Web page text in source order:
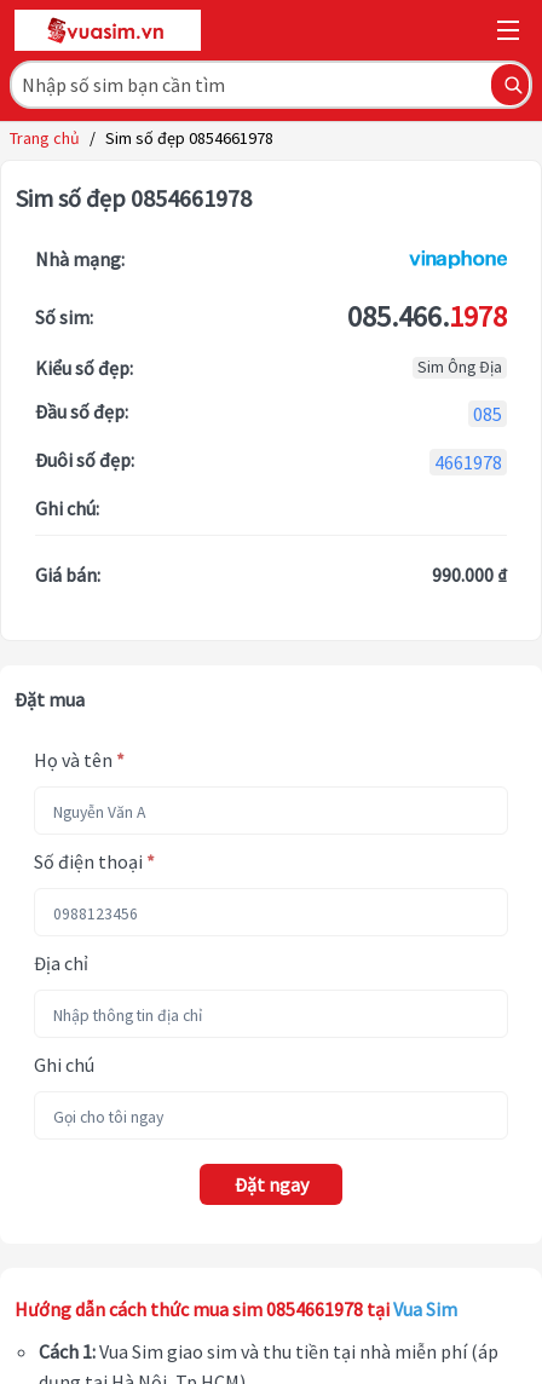
Trang chủ / Sim số đẹp 0854661978
Sim số đẹp 0854661978
Nhà mạng:
Số sim: 085.466.1978
Kiểu số đẹp: Sim Ông Địa
Đầu số đẹp:
085
Đuôi số đẹp:
4661978
Ghi chú:
Giá bán: 990.000 ₫
Đặt mua
Họ và tên *
Số điện thoại *
Địa chỉ
Ghi chú
Đặt ngay
Hướng dẫn cách thức mua sim 0854661978 tạiVua Sim
Cách 1:Vua Sim giao sim và thu tiền tại nhà miễn phí (áp